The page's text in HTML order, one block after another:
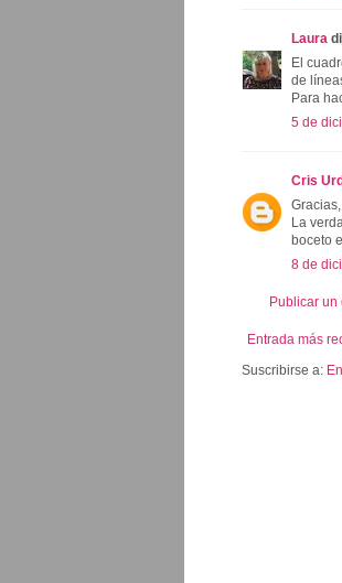
Laura
El
de
Para
5 de
Cris
La
boceto
8 de
Publicar un
Entrada más
Suscribirse a: